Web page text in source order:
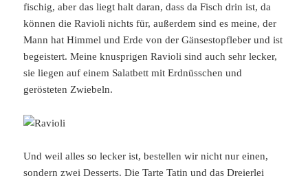
fischig, aber das liegt halt daran, dass da Fisch drin ist, da
können die Ravioli nichts für, außerdem sind es meine, der
Mann hat Himmel und Erde von der Gänsestopfleber und ist
begeistert. Meine knusprigen Ravioli sind auch sehr lecker,
sie liegen auf einem Salatbett mit Erdnüsschen und
gerösteten Zwiebeln.
Und weil alles so lecker ist, bestellen wir nicht nur einen,
sondern zwei Desserts. Die Tarte Tatin und das Dreierlei